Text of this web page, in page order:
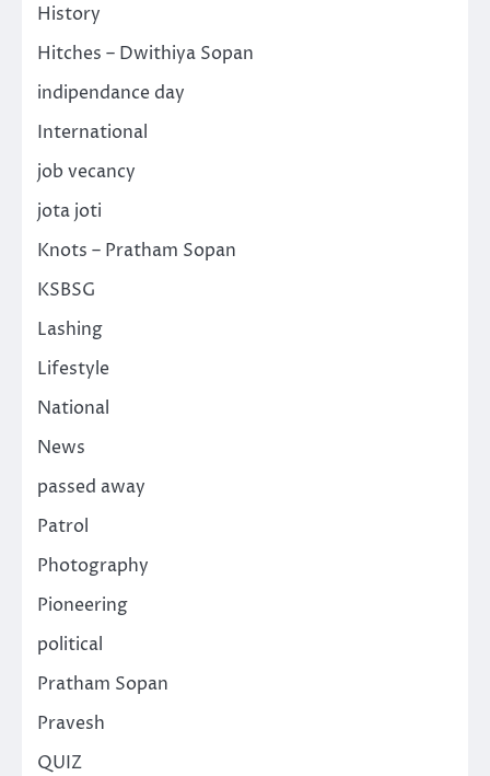
History
Hitches – Dwithiya Sopan
indipendance day
International
job vecancy
jota joti
Knots – Pratham Sopan
KSBSG
Lashing
Lifestyle
National
News
passed away
Patrol
Photography
Pioneering
political
Pratham Sopan
Pravesh
QUIZ